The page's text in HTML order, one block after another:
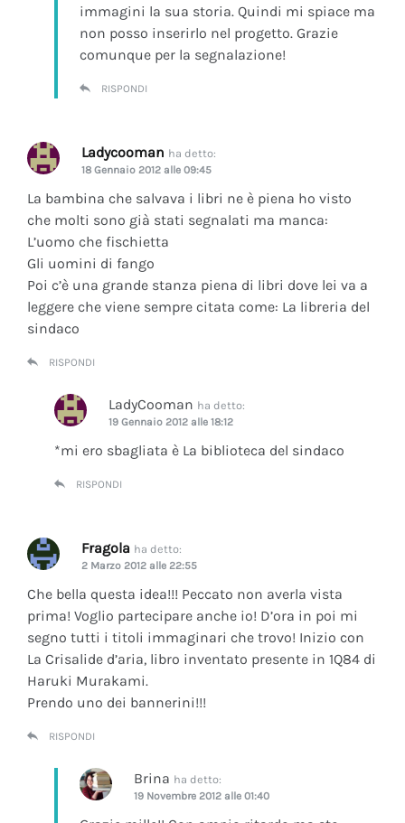
immagini la sua storia. Quindi mi spiace ma
non posso inserirlo nel progetto. Grazie
comunque per la segnalazione!
RISPONDI
Ladycooman ha detto:
18 Gennaio 2012 alle 09:45
La bambina che salvava i libri ne è piena ho visto
che molti sono già stati segnalati ma manca:
L’uomo che fischietta
Gli uomini di fango
Poi c’è una grande stanza piena di libri dove lei va a
leggere che viene sempre citata come: La libreria del
sindaco
RISPONDI
LadyCooman ha detto:
19 Gennaio 2012 alle 18:12
*mi ero sbagliata è La biblioteca del sindaco
RISPONDI
Fragola ha detto:
2 Marzo 2012 alle 22:55
Che bella questa idea!!! Peccato non averla vista
prima! Voglio partecipare anche io! D’ora in poi mi
segno tutti i titoli immaginari che trovo! Inizio con
La Crisalide d’aria, libro inventato presente in 1Q84 di
Haruki Murakami.
Prendo uno dei bannerini!!!
RISPONDI
Brina ha detto:
19 Novembre 2012 alle 01:40